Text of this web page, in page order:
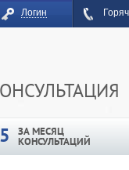
Логин
ЗА МЕСЯЦ
КОНСУЛЬТАЦИЙ